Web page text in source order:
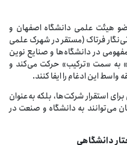
علمی دانشگاه اصفهان و
فرتاک (مستقر در شهرک علمی
در دانشگاه‌ها و صنایع نوین
به سمت «ترکیب» حرکت می‌کند و
این ادغام را ایفا کنند.
استقرار شرکت‌ها، بلکه به‌عنوان
به دانشگاه و صنعت در
دانشگاهی